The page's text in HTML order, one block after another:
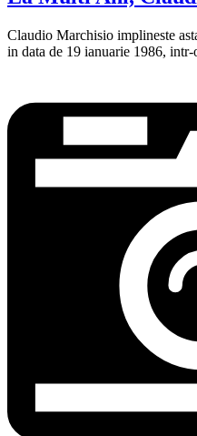
Claudio Marchisio implineste
in data de 19 ianuarie 1986,